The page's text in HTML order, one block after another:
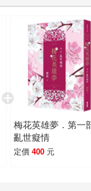
梅花英雄夢．第一
亂世癡情
定價 400 元